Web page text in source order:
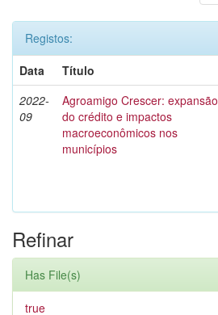
Registos:
Data
Título
2022-
09
Agroamigo Crescer: expansão
do crédito e impactos
macroeconômicos nos
municípios
Refinar
Has File(s)
true